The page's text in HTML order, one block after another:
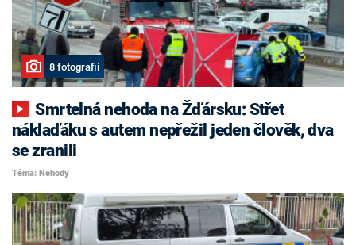
8 fotografií
Smrtelná nehoda na Žďársku: Střet
náklaďáku s autem nepřežil jeden člověk, dva
se zranili
Téma: Nehody